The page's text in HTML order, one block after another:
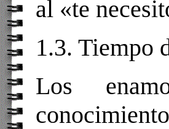
al «te
1.3. Tiempo
Los